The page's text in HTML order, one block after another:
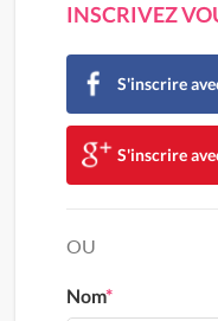
INSCRIVEZ
S'inscrire
S'inscrire
OU
Nom*